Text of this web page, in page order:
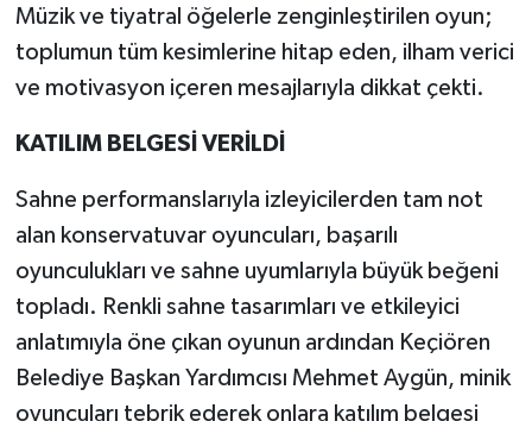
Müzik ve tiyatral öğelerle zenginleştirilen oyun;
toplumun tüm kesimlerine hitap eden, ilham verici
ve motivasyon içeren mesajlarıyla dikkat çekti.
KATILIM BELGESİ VERİLDİ
Sahne performanslarıyla izleyicilerden tam not
alan konservatuvar oyuncuları, başarılı
oyunculukları ve sahne uyumlarıyla büyük beğeni
topladı. Renkli sahne tasarımları ve etkileyici
anlatımıyla öne çıkan oyunun ardından Keçiören
Belediye Başkan Yardımcısı Mehmet Aygün, minik
oyuncuları tebrik ederek onlara katılım belgesi